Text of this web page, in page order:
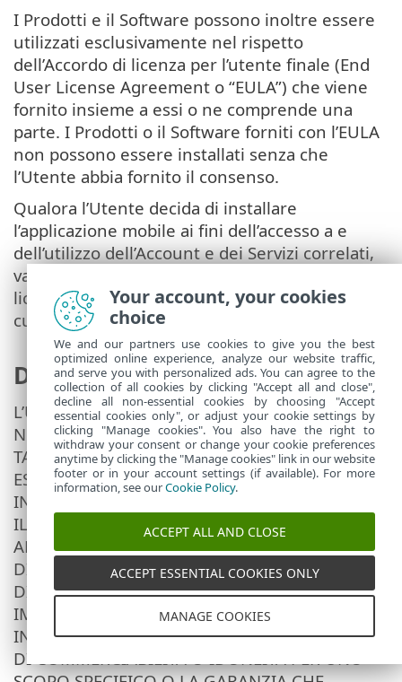
I Prodotti e il Software possono inoltre essere
utilizzati esclusivamente nel rispetto
dell’Accordo di licenza per l’utente finale (End
User License Agreement o “EULA”) che viene
fornito insieme a essi o ne comprende una
parte. I Prodotti o il Software forniti con l’EULA
non possono essere installati senza che
l’Utente abbia fornito il consenso.
Qualora l’Utente decida di installare
l’applicazione mobile ai fini dell’accesso a e
dell’utilizzo dell’Account e dei Servizi correlati,
valgono le condizioni definite nell’Accordo di
licenza per l’utente finale dell’applicazione di
cui all’Allegato 1 ai presenti Termini.
Declino di garanzie
L’UTENTE IVI RICONOSCE CHE L’ACCOUNT,
NONCHÉ I SERVIZI VENGONO FORNITI “COME
TALI”, SENZA GARANZIE DI ALCUN TIPO, NÉ
ESPLICITE NÉ IMPLICITE, E SALVO QUANTO
INDEROGABILMENTE PREVISTO DALLA LEGGE.
IL FORNITORE, I SUOI LICENZIATARI O
AFFILIATI COME ANCHE I TITOLARI DEI DIRITTI
DI COPYRIGHT, NON RILASCIANO ALCUNA
DICHIARAZIONE O GARANZIA ESPLICITA O
IMPLICITA, COMPRESE, A MERO TITOLO
INFORMATIVO E NON ESAUSTIVO, GARANZIE
DI COMMERCIABILITÀ O IDONEITÀ PER UNO
Your account, your cookies
choice
We and our partners use cookies to give you the best
optimized online experience, analyze our website traffic,
and serve you with personalized ads. You can agree to the
collection of all cookies by clicking "Accept all and close",
decline all non-essential cookies by choosing "Accept
essential cookies only", or adjust your cookie settings by
clicking "Manage cookies". You also have the right to
withdraw your consent or change your cookie preferences
anytime by clicking the "Manage cookies" link in our website
footer or in your account settings (if available). For more
information, see ourCookie Policy.
ACCEPT ALL AND CLOSE
ACCEPT ESSENTIAL COOKIES ONLY
MANAGE COOKIES